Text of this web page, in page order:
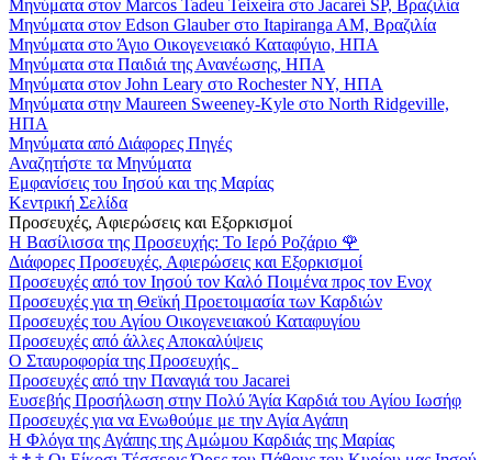
Μηνύματα στον Marcos Tadeu Teixeira στο Jacareí SP, Βραζιλία
Μηνύματα στον Edson Glauber στο Itapiranga AM, Βραζιλία
Μηνύματα στο Άγιο Οικογενειακό Καταφύγιο, ΗΠΑ
Μηνύματα στα Παιδιά της Ανανέωσης, ΗΠΑ
Μηνύματα στον John Leary στο Rochester NY, ΗΠΑ
Μηνύματα στην Maureen Sweeney-Kyle στο North Ridgeville,
ΗΠΑ
Μηνύματα από Διάφορες Πηγές
Αναζητήστε τα Μηνύματα
Εμφανίσεις του Ιησού και της Μαρίας
Κεντρική Σελίδα
Προσευχές, Αφιερώσεις και Εξορκισμοί
Η Βασίλισσα της Προσευχής: Το Ιερό Ροζάριο 🌹
Διάφορες Προσευχές, Αφιερώσεις και Εξορκισμοί
Προσευχές από τον Ιησού τον Καλό Ποιμένα προς τον Ενοχ
Προσευχές για τη Θεϊκή Προετοιμασία των Καρδιών
Προσευχές του Αγίου Οικογενειακού Καταφυγίου
Προσευχές από άλλες Αποκαλύψεις
Ο Σταυροφορία της Προσευχής
Προσευχές από την Παναγιά του Jacarei
Ευσεβής Προσήλωση στην Πολύ Άγία Καρδιά του Αγίου Ιωσήφ
Προσευχές για να Ενωθούμε με την Αγία Αγάπη
Η Φλόγα της Αγάπης της Αμώμου Καρδιάς της Μαρίας